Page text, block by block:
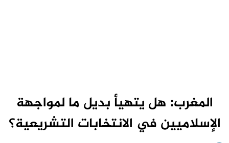
المغرب: هل يتهيأ بديل ما لمواجهة
الإسلاميين في الانتخابات التشريعية؟